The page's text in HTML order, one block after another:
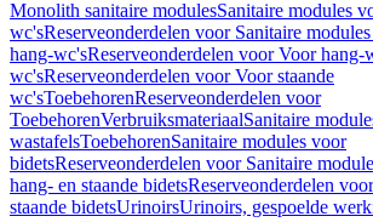
Monolith sanitaire modulesSanitaire modules
wc'sReserveonderdelen voor Sanitaire
hang-wc'sReserveonderdelen voor Voor hang-
wc'sReserveonderdelen voor Voor staande
wc'sToebehorenReserveonderdelen voor
ToebehorenVerbruiksmateriaalSanitaire
wastafelsToebehorenSanitaire modules voor
bidetsReserveonderdelen voor Sanitaire
hang- en staande bidetsReserveonderdelen
staande bidetsUrinoirsUrinoirs, gespoelde